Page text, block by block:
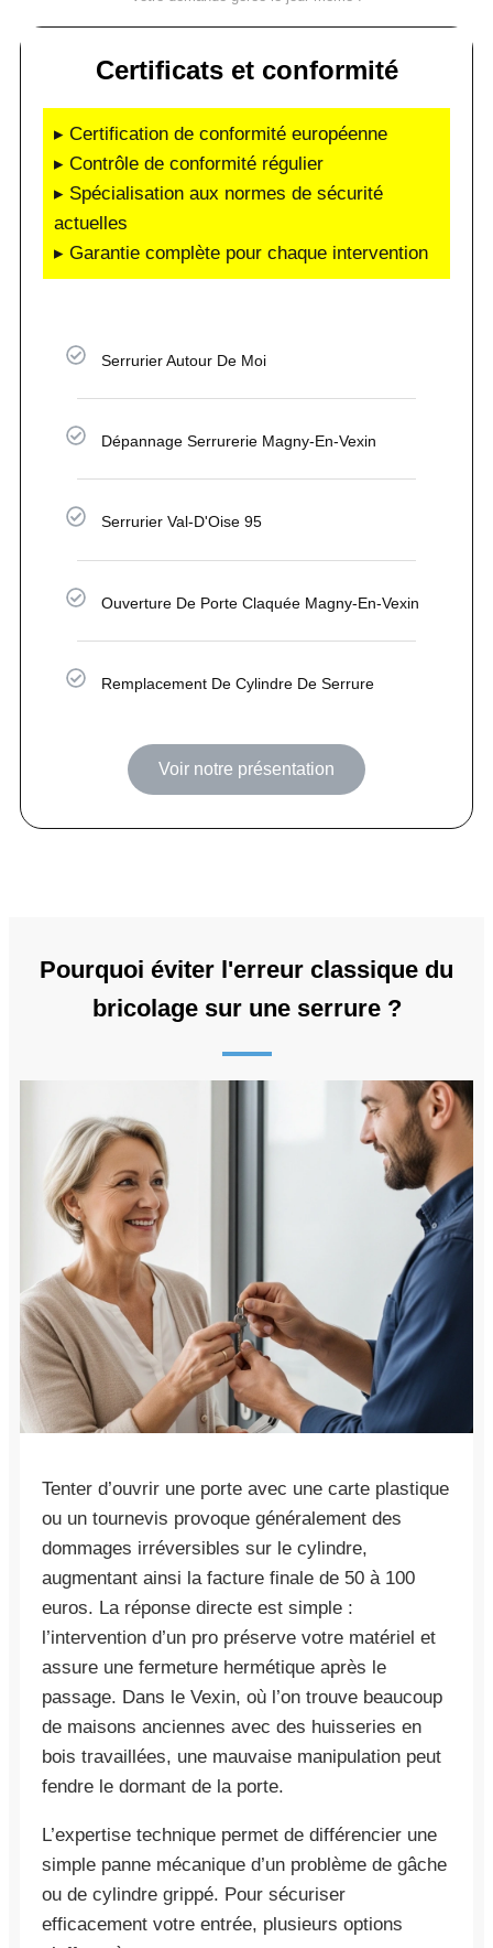
Certificats et conformité
▸ Certification de conformité européenne
▸ Contrôle de conformité régulier
▸ Spécialisation aux normes de sécurité
actuelles
▸ Garantie complète pour chaque intervention
Serrurier Autour De Moi
Dépannage Serrurerie Magny-En-Vexin
Serrurier Val-D'Oise 95
Ouverture De Porte Claquée Magny-En-Vexin
Remplacement De Cylindre De Serrure
Voir notre présentation
Pourquoi éviter l'erreur classique du
bricolage sur une serrure ?
Tenter d’ouvrir une porte avec une carte plastique
ou un tournevis provoque généralement des
dommages irréversibles sur le cylindre,
augmentant ainsi la facture finale de 50 à 100
euros. La réponse directe est simple :
l’intervention d’un pro préserve votre matériel et
assure une fermeture hermétique après le
passage. Dans le Vexin, où l’on trouve beaucoup
de maisons anciennes avec des huisseries en
bois travaillées, une mauvaise manipulation peut
fendre le dormant de la porte.
L’expertise technique permet de différencier une
simple panne mécanique d’un problème de gâche
ou de cylindre grippé. Pour sécuriser
efficacement votre entrée, plusieurs options